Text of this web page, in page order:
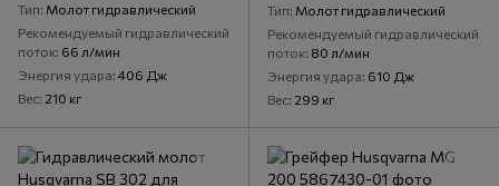
Тип Молот гидравлический
Рекомендуемый гидравлический
поток 66 л/мин
Энергия удара 406 Дж
Вес 210 кг
Тип Молот гидравлический
Рекомендуемый гидравлический
поток 80 л/мин
Энергия удара 610 Дж
Вес 299 кг